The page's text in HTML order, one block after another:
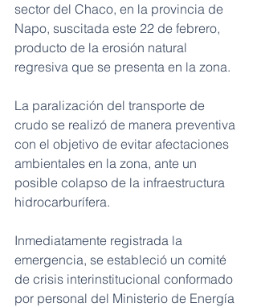
sector del Chaco, en la provincia de
Napo, suscitada este 22 de febrero,
producto de la erosión natural
regresiva que se presenta en la zona.
La paralización del transporte de
crudo se realizó de manera preventiva
con el objetivo de evitar afectaciones
ambientales en la zona, ante un
posible colapso de la infraestructura
hidrocarburífera.
Inmediatamente registrada la
emergencia, se estableció un comité
de crisis interinstitucional conformado
por personal del Ministerio de Energía